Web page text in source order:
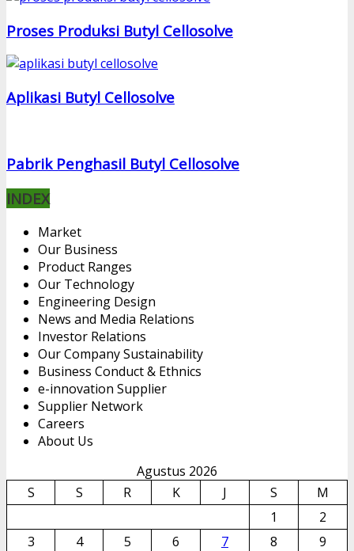
Proses Produksi Butyl Cellosolve
Aplikasi Butyl Cellosolve
Pabrik Penghasil Butyl Cellosolve
INDEX
Market
Our Business
Product Ranges
Our Technology
Engineering Design
News and Media Relations
Investor Relations
Our Company Sustainability
Business Conduct & Ethnics
e-innovation Supplier
Supplier Network
Careers
About Us
Agustus 2026
S
S R K J S
M
1
2
3
4 5 6 7 8
9